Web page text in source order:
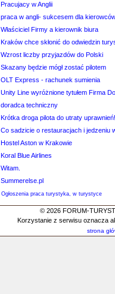
Pracujacy w Anglii
praca w angli- sukcesem dla
Właściciel Firmy a kierownik biura
Kraków chce skłonić do odwiedzin
Wzrost liczby przyjazdów do Polski
Skazany będzie mógł zostać pilotem
OLT Express - rachunek sumienia
Unity Line wyróżnione tytułem Firma
doradca techniczny
Krótka droga pilota do utraty uprawnień!
Co sadzicie o restauracjach i jedzeniu
Hostel Aston w Krakowie
Koral Blue Airlines
Witam.
Summerelse.pl
Ogłoszenia praca turystyka, w turystyce
© 2026 FORUM-
Korzystanie z serwisu oznacza
strona